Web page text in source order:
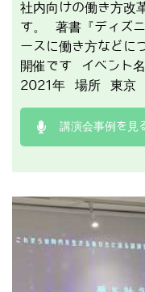
社内向けの働き方改
す。 著書『ディズ
ースに働き方など
開催です イベント
2021年 場所 東京
講演会事例を見